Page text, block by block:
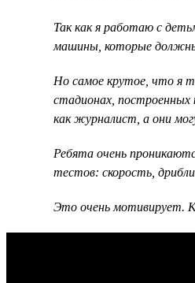
Так как я работаю с
машины, которые
Но самое крутое, что я
стадионах,
как журналист, а они
Ребята очень
тестов: скорость,
Это очень мотивирует.